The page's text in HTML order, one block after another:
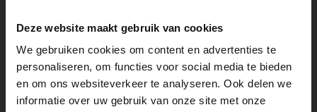
Deze website maakt gebruik van cookies
We gebruiken cookies om content en advertenties te
personaliseren, om functies voor social media te bieden
en om ons websiteverkeer te analyseren. Ook delen we
informatie over uw gebruik van onze site met onze